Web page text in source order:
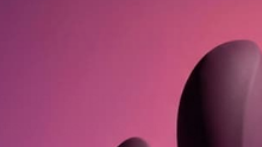
devoluciones
que los productos que
y que si tienen algún